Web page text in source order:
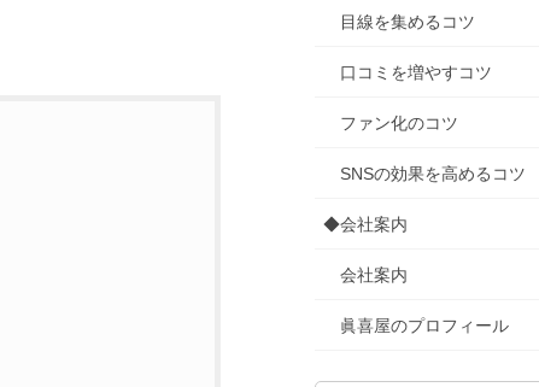
目線を集めるコツ
口コミを増やすコツ
ファン化のコツ
SNSの効果を高めるコツ
◆会社案内
会社案内
眞喜屋のプロフィール